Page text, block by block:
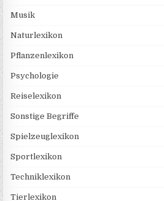
Musik
Naturlexikon
Pflanzenlexikon
Psychologie
Reiselexikon
Sonstige Begriffe
Spielzeuglexikon
Sportlexikon
Techniklexikon
Tierlexikon